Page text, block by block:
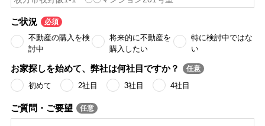
ご状況
不動産の購入を検
討中
将来的に不動産を
購入したい
特に検討中ではな
い
お家探しを始めて、弊社は何社目ですか？
初めて 2社目 3社目 4社目
ご質問・ご要望